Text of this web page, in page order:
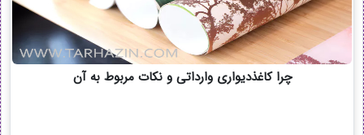
چرا کاغذدیواری وارداتی و نکات مربوط به آن